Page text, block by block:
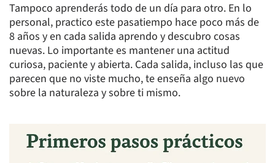
Tampoco aprenderás todo de un día para otro. En lo
personal, practico este pasatiempo hace poco más de
8 años y en cada salida aprendo y descubro cosas
nuevas. Lo importante es mantener una actitud
curiosa, paciente y abierta. Cada salida, incluso las que
parecen que no viste mucho, te enseña algo nuevo
sobre la naturaleza y sobre ti mismo.